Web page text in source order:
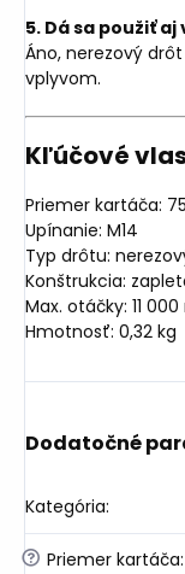
5. Dá sa použiť
Áno, nerezový
vplyvom.
Kľúčové
Priemer kartáča:
Upínanie: M14
Typ drôtu:
Konštrukcia:
Max. otáčky: 11
Hmotnosť: 0,32 kg
Dodatočné
Kategória:
? Priemer kartáča: